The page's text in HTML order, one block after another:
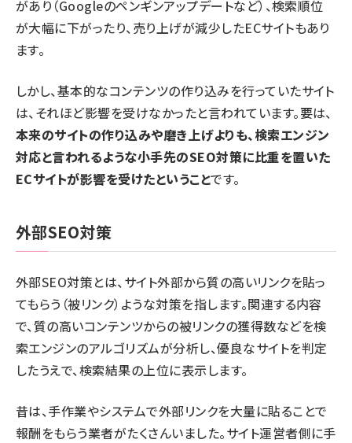
があり（Googleのペンギンアップデートなど）、検索順位
が大幅に下がったり、売り上げが減少したECサイトもあり
ます。
しかし、基本的なコンテンツの作り込みを行っていたサイト
は、それほど影響を受けなかったと言われています。要は、
本来のサイトの作り込みや磨き上げよりも、検索エンジン
対応と言われるような小手先のSEO対策に比重を置いた
ECサイトが影響を受けたということです。
外部SEO対策
外部SEO対策とは、サイト外部から質の高いリンクを貼っ
てもらう（被リンク）ような対策を指します。関連する内容
で、質の高いコンテンツからの被リンクの獲得数などを検
索エンジンのアルゴリズムが分析し、優良なサイトを判定
したうえで、検索結果の上位に表示します。
昔は、手作業やシステムで外部リンクを大量に貼ることで
報酬をもらう業者がたくさんいました。サイト運営者側に手